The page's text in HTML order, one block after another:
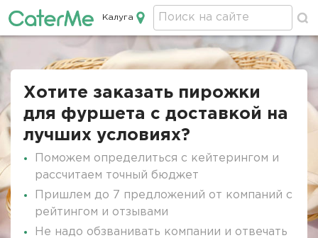
Кейтеринг в Калуге
Калуга
Строка
Хотите заказать пирожки
для фуршета с доставкой на
лучших условиях?
Поможем определиться с кейтерингом и
рассчитаем точный бюджет
Пришлем до 7 предложений от компаний с
рейтингом и отзывами
Не надо обзванивать компании и отвечать